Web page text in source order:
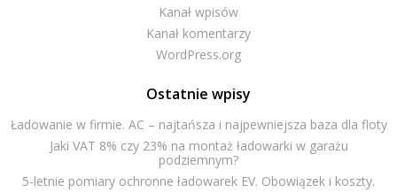
Kanał wpisów
Kanał komentarzy
WordPress.org
Ostatnie wpisy
Ładowanie w firmie. AC – najtańsza i najpewniejsza baza dla floty
Jaki VAT 8% czy 23% na montaż ładowarki w garażu
podziemnym?
5-letnie pomiary ochronne ładowarek EV. Obowiązek i koszty.